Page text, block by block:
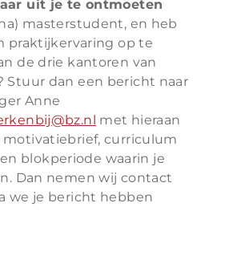
uit je te ontmoeten
masterstudent, en heb
praktijkervaring op te
de drie kantoren van
Stuur dan een bericht naar
Anne
met hieraan
curriculum
blokperiode waarin je
Dan nemen wij contact
we je bericht hebben